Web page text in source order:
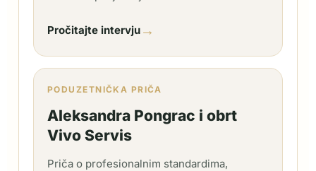
Pročitajte intervju →
PODUZETNIČKA PRIČA
Aleksandra Pongrac i obrt
Vivo Servis
Priča o profesionalnim standardima,